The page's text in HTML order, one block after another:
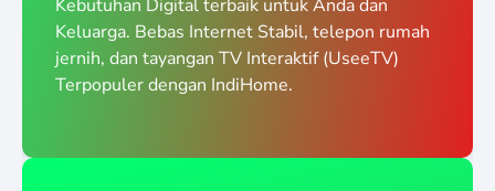
Kebutuhan Digital terbaik untuk Anda dan
Keluarga. Bebas Internet Stabil, telepon rumah
jernih, dan tayangan TV Interaktif (UseeTV)
Terpopuler dengan IndiHome.